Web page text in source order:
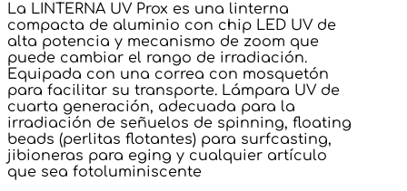
La LINTERNA UV Prox es una linterna
compacta de aluminio con chip LED UV de
alta potencia y mecanismo de zoom que
puede cambiar el rango de irradiación.
Equipada con una correa con mosquetón
para facilitar su transporte. Lámpara UV de
cuarta generación, adecuada para la
irradiación de señuelos de spinning, floating
beads (perlitas flotantes) para surfcasting,
jibioneras para eging y cualquier artículo
que sea fotoluminiscente